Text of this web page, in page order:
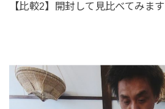
【比較2】開封して見比べてみます